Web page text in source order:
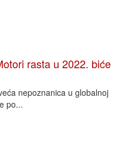
rasta u 2022. biće
nepoznanica u globalnoj
po...